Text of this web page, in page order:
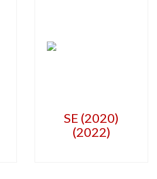
SE (2020)
(2022)